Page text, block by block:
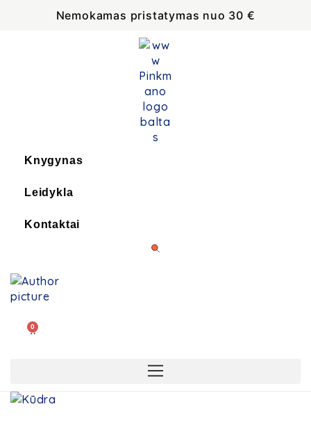
Nemokamas pristatymas nuo 30 €
Knygynas
Leidykla
Kontaktai
0